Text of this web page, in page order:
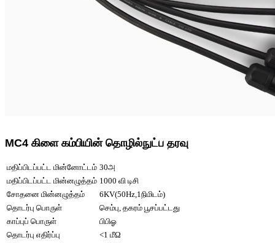
MC4 கிளை கம்பியின் தொழில்நுட்ப தரவு
மதிப்பிடப்பட்ட மின்னோட்டம் 30அ
மதிப்பிடப்பட்ட மின்னழுத்தம் 1000 வி டிசி
சோதனை மின்னழுத்தம்
6KV(50Hz,1நிமிடம்)
தொடர்பு பொருள்
செம்பு, தகரம் பூசப்பட்டது
காப்புப் பொருள்
பிபிஓ
தொடர்பு எதிர்ப்பு
<1 மீΩ